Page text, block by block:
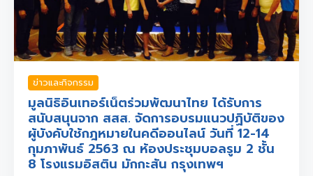
ข่าวและกิจกรรม
มูลนิธิอินเทอร์เน็ตร่วมพัฒนาไทย ได้รับการ
สนับสนุนจาก สสส. จัดการอบรมแนวปฏิบัติของ
ผู้บังคับใช้กฎหมายในคดีออนไลน์ วันที่ 12-14
กุมภาพันธ์ 2563 ณ ห้องประชุมบอลรูม 2 ชั้น
8 โรงแรมอิสติน มักกะสัน กรุงเทพฯ